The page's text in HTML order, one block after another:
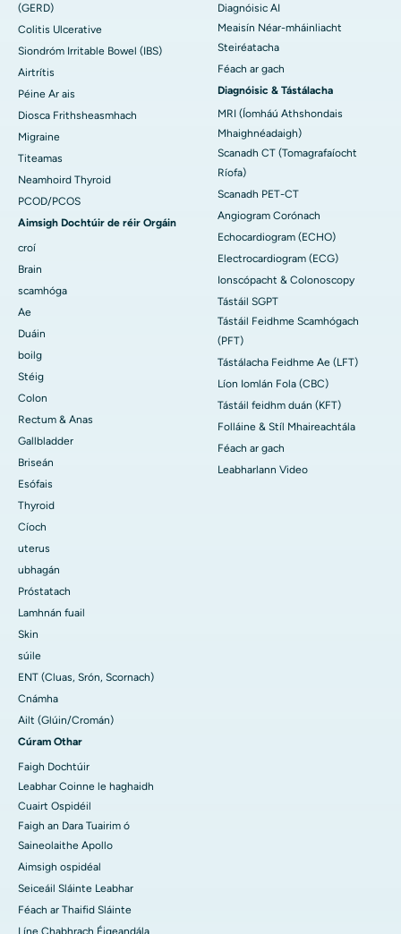
(GERD)
Colitis Ulcerative
Siondróm Irritable Bowel (IBS)
Airtrítis
Péine Ar ais
Diosca Frithsheasmhach
Migraine
Titeamas
Neamhoird Thyroid
PCOD/PCOS
Aimsigh Dochtúir de réir Orgáin
croí
Brain
scamhóga
Ae
Duáin
boilg
Stéig
Colon
Rectum & Anas
Gallbladder
Briseán
Esófais
Thyroid
Cíoch
uterus
ubhagán
Próstatach
Lamhnán fuail
Skin
súile
ENT (Cluas, Srón, Scornach)
Cnámha
Ailt (Glúin/Cromán)
Cúram Othar
Faigh Dochtúir
Leabhar Coinne le haghaidh
Cuairt Ospidéil
Faigh an Dara Tuairim ó
Saineolaithe Apollo
Aimsigh ospidéal
Seiceáil Sláinte Leabhar
Féach ar Thaifid Sláinte
Líne Chabhrach Éigeandála
Diagnóisic AI
Meaisín Néar-mháinliacht
Steiréatacha
Féach ar gach
Diagnóisic & Tástálacha
MRI (Íomháú Athshondais
Mhaighnéadaigh)
Scanadh CT (Tomagrafaíocht
Ríofa)
Scanadh PET-CT
Angiogram Corónach
Echocardiogram (ECHO)
Electrocardiogram (ECG)
Ionscópacht & Colonoscopy
Tástáil SGPT
Tástáil Feidhme Scamhógach
(PFT)
Tástálacha Feidhme Ae (LFT)
Líon Iomlán Fola (CBC)
Tástáil feidhm duán (KFT)
Folláine & Stíl Mhaireachtála
Féach ar gach
Leabharlann Video